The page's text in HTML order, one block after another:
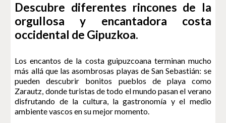
Descubre diferentes rincones de la
orgullosa y encantadora costa
occidental de Gipuzkoa.
Los encantos de la costa guipuzcoana terminan mucho
más allá que las asombrosas playas de San Sebastián: se
pueden descubrir bonitos pueblos de playa como
Zarautz, donde turistas de todo el mundo pasan el verano
disfrutando de la cultura, la gastronomía y el medio
ambiente vascos en su mejor momento.